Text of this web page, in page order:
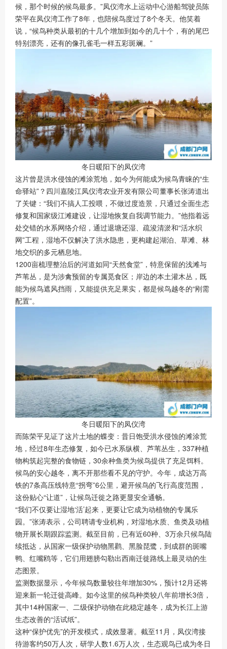
候，那个时候的候鸟最多。”凤仪湾水上运动中心游船驾驶员陈
荣平在凤仪湾工作了8年，也陪候鸟度过了8个冬天。他笑着
说，“候鸟种类从最初的十几个增加到如今的几十个，有的尾巴
特别漂亮，还有的像孔雀毛一样五彩斑斓。”
冬日暖阳下的凤仪湾
这片曾是洪水侵蚀的滩涂荒地，如今为何能成为候鸟青睐的“生
命驿站”？四川嘉陵江凤仪湾农业开发有限公司董事长张涛道出
了关键：“我们不搞人工投喂，不做过度造景，只通过全面生态
修复和国家级江滩建设，让湿地恢复自我调节能力。”他指着远
处交错的水系网络介绍，通过退塘还湿、疏浚清淤和“活水织
网”工程，湿地不仅解决了洪水隐患，更构建起湖泊、草滩、林
地交织的多元栖息地。
1200亩梳理整治后的河道如同“天然食堂”，特意保留的浅滩与
芦苇丛，是为涉禽预留的专属觅食区；岸边的本土灌木丛，既
能为候鸟遮风挡雨，又能提供充足果实，都是候鸟越冬的“刚需
配置”。
冬日暖阳下的凤仪湾
而陈荣平见证了这片土地的蝶变：昔日饱受洪水侵蚀的滩涂荒
地，经过8年生态修复，如今已水系纵横、芦苇丛生，337种植
物构筑起完整的食物链，30余种鱼类为候鸟提供了充足饵料。
候鸟的安心越冬，离不开那些看不见的守护。今年，成达万高
铁的7条高压线特意“拐弯”6公里，避开候鸟的飞行高度范围，
这份贴心“让道”，让候鸟迁徙之路更显安全通畅。
“我们不仅要让湿地‘活’起来，更要让它成为动植物的专属乐
园。”张涛表示，公司聘请专业机构，对湿地水质、鱼类及动植
物开展长期跟踪监测。截至目前，已有近60种、3万余只候鸟陆
续抵达，从国家一级保护动物黑鹳、黑脸琵鹭，到成群的斑嘴
鸭、红嘴鸥等，它们用翅膀勾勒出西南迁徙路线上最灵动的生
态图景。
监测数据显示，今年候鸟数量较往年增加30%，预计12月还将
迎来新一轮迁徙高峰。如今这里的候鸟种类较八年前增长3倍，
其中14种国家一、二级保护动物在此稳定越冬，成为长江上游
生态改善的“活试纸”。
这种“保护优先”的开发模式，成效显著。截至11月，凤仪湾接
待游客约50万人次，研学人数1.6万人次，生态观鸟已成为冬日